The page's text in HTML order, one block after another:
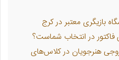
بازیگری معتبر در کرج
فاکتور در انتخاب شماست؟
هنرجویان در کلاس‌های